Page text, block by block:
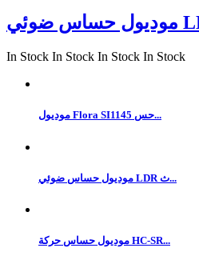
In Stock In Stock In Stock In Stock
موديول Flora SI1145 حس...
موديول حساس ضوئي LDR ث...
موديول حساس حركة HC-SR...